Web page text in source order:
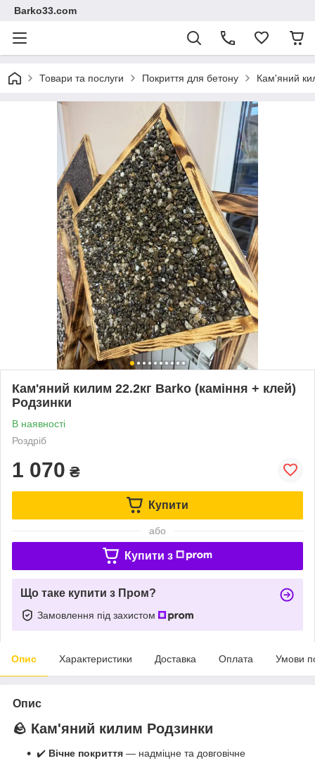
Barko33.com
Товари та послуги Покриття для бетону Кам'яний
Кам'яний килим 22.2кг Barko (каміння + клей)
Родзинки
В наявності
Роздріб
1 070 ₴
Купити
або
Купити з
Що таке купити з Пром?
Замовлення під захистом
Опис Характеристики Доставка Оплата Умови
Опис
🪨 Кам'яний килим Родзинки
✔️ Вічне покриття — надміцне та довговічне